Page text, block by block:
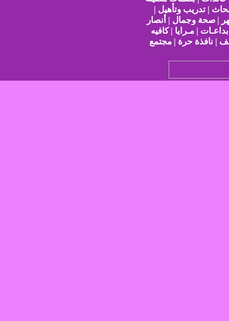
| تدريب وتأهيل |
| صحة وجمال | أنصار
| مـرايا | كافيه
| نافذة حرة | مجتمع